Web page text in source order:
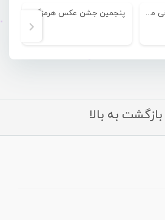
جزئیاتی از سنگ قبر تاریخی مکشوفه در نخل ناخدا بندرعباس پنجمین جشن عکس هرمزگان
بازگشت به بالا